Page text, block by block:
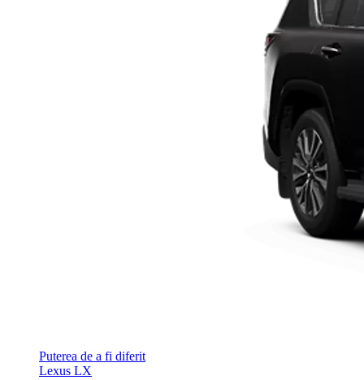
Puterea de a fi diferit
Lexus LX